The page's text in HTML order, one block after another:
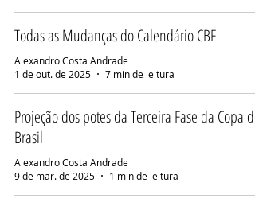
Todas as Mudanças do Calendário CBF
Alexandro Costa Andrade
1 de out. de 2025
7 min de leitura
Projeção dos potes da Terceira Fase da Copa do
Brasil
Alexandro Costa Andrade
9 de mar. de 2025
1 min de leitura